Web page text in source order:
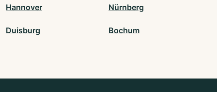
Hannover Nürnberg
Duisburg Bochum